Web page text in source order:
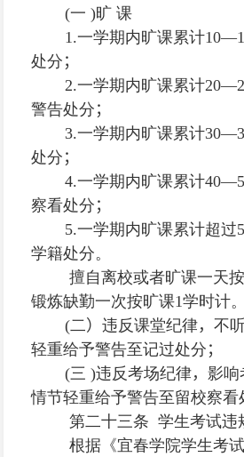
(一 )旷 课
1.一学期内旷课累计
处分 ；
2.一学期内旷课累计
警告处分 ；
3.一学期内旷课累计
处分 ；
4.一学期内旷课累计
察看处分 ；
5.一学期内旷课累计超过
学籍处分。
擅自离校或者旷课一天
锻炼缺勤一次按旷课1学时计。
(二） 违反课堂纪律， 不
轻重给予警告至记过处分 ；
(三 )违反考场纪律， 影响
情节轻重给予警告至留校察看
第二十三条 学生考试违
根据《宜春学院学生考